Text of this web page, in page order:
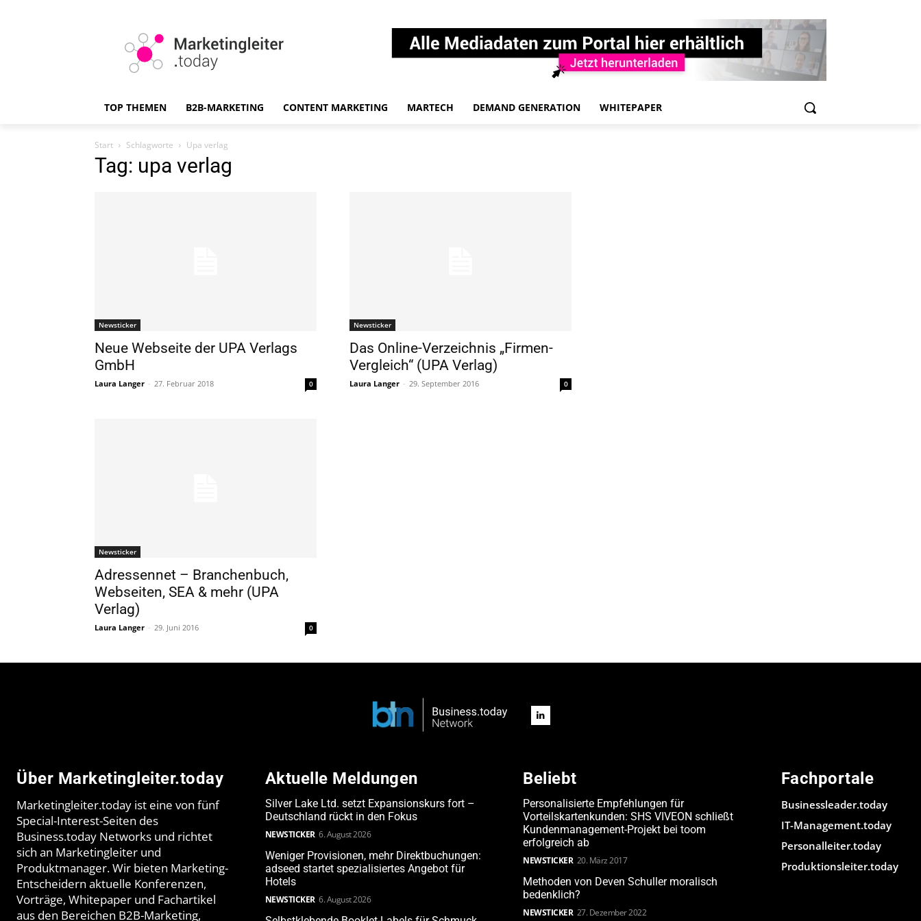
TOP THEMEN B2B-MARKETING CONTENT MARKETING MARTECH DEMAND GENERATION WHITEPAPER
Start Schlagworte Upa verlag
Tag: upa verlag
Newsticker
Neue Webseite der UPA Verlags
GmbH
Laura Langer - 27. Februar 2018 0
Newsticker
Das Online-Verzeichnis „Firmen-
Vergleich“ (UPA Verlag)
Laura Langer - 29. September 2016 0
Newsticker
Adressennet – Branchenbuch,
Webseiten, SEA & mehr (UPA
Verlag)
Laura Langer - 29. Juni 2016 0
Über Marketingleiter.today
Marketingleiter.today ist eine von fünf
Special-Interest-Seiten des
Business.today Networks und richtet
sich an Marketingleiter und
Produktmanager. Wir bieten Marketing-
Entscheidern aktuelle Konferenzen,
Vorträge, Whitepaper und Fachartikel
aus den Bereichen B2B-Marketing,
Aktuelle Meldungen
Silver Lake Ltd. setzt Expansionskurs fort –
Deutschland rückt in den Fokus
NEWSTICKER 6. August 2026
Weniger Provisionen, mehr Direktbuchungen:
adseed startet spezialisiertes Angebot für
Hotels
NEWSTICKER 6. August 2026
Beliebt
Personalisierte Empfehlungen für
Vorteilskartenkunden: SHS VIVEON schließt
Kundenmanagement-Projekt bei toom
erfolgreich ab
NEWSTICKER 20. März 2017
Methoden von Deven Schuller moralisch
bedenklich?
NEWSTICKER 27. Dezember 2022
Fachportale
Businessleader.today
IT-Management.today
Personalleiter.today
Produktionsleiter.today